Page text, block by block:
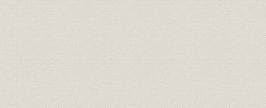
1. 2社並立から3社鼎立競合へ
2. 大「王子製紙」の誕生
第5節 戦中・戦後の激浪
1. 戦時下の経営